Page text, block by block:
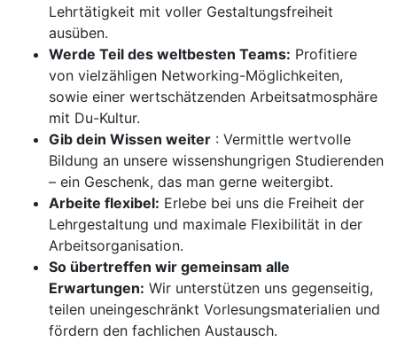
Lehrtätigkeit mit voller Gestaltungsfreiheit
ausüben.
Werde Teil des weltbesten Teams: Profitiere
von vielzähligen Networking-Möglichkeiten,
sowie einer wertschätzenden Arbeitsatmosphäre
mit Du-Kultur.
Gib dein Wissen weiter : Vermittle wertvolle
Bildung an unsere wissenshungrigen Studierenden
– ein Geschenk, das man gerne weitergibt.
Arbeite flexibel: Erlebe bei uns die Freiheit der
Lehrgestaltung und maximale Flexibilität in der
Arbeitsorganisation.
So übertreffen wir gemeinsam alle
Erwartungen: Wir unterstützen uns gegenseitig,
teilen uneingeschränkt Vorlesungsmaterialien und
fördern den fachlichen Austausch.